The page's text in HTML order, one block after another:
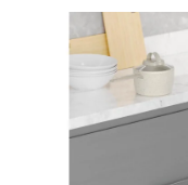
hviezdičiek.